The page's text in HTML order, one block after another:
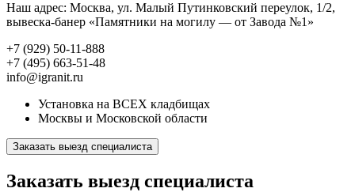
Наш адрес: Москва, ул. Малый Путинковский переулок, 1/2,
вывеска-банер «Памятники на могилу — от Завода №1»
+7 (929) 50-11-888
+7 (495) 663-51-48
info@igranit.ru
Установка на ВСЕХ кладбищах
Москвы и Московской области
Заказать выезд специалиста
Заказать выезд специалиста